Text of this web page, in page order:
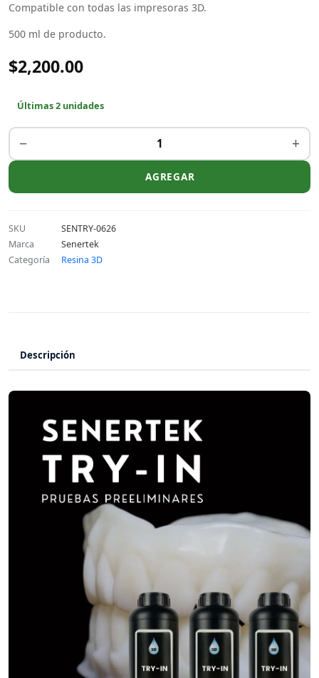
Compatible con todas las impresoras 3D.
500 ml de producto.
$2,200.00
Últimas 2 unidades
− +
AGREGAR
SKU
SENTRY-0626
Marca
Senertek
Categoría
Resina 3D
Descripción